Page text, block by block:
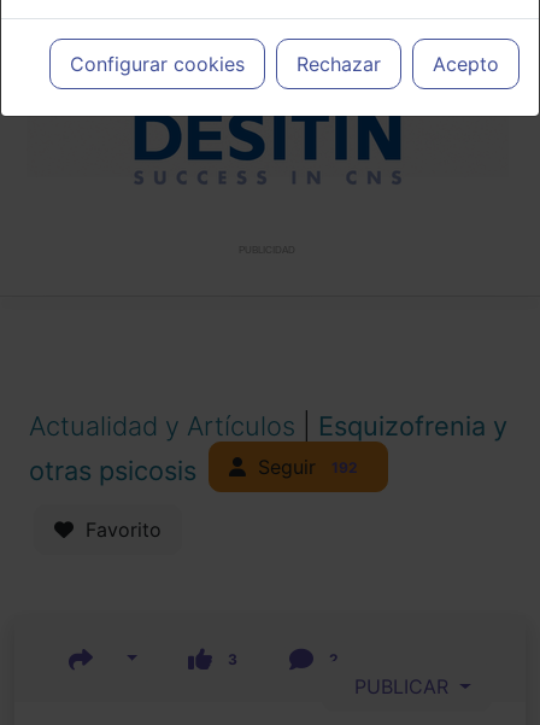
meramente informativo, siendo responsabilidad de los
profesionales facultados prescribir medicamentos y decidir, en
cada caso concreto, el tratamiento más adecuado a las
necesidades del paciente.
Configurar cookies Rechazar Acepto
Actualidad y Artículos
Esquizofrenia y
otras psicosis
Seguir 192
Favorito
3 2
PUBLICAR